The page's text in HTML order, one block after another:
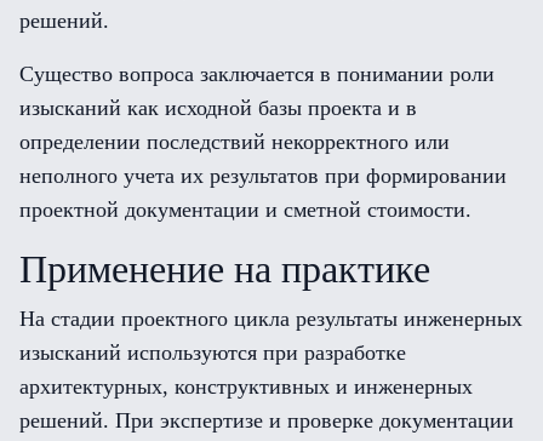
решений.
Существо вопроса заключается в понимании роли
изысканий как исходной базы проекта и в
определении последствий некорректного или
неполного учета их результатов при формировании
проектной документации и сметной стоимости.
Применение на практике
На стадии проектного цикла результаты инженерных
изысканий используются при разработке
архитектурных, конструктивных и инженерных
решений. При экспертизе и проверке документации